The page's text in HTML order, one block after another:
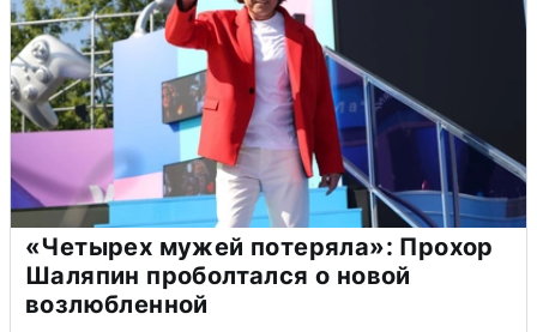
«Четырех мужей потеряла»: Прохор
Шаляпин проболтался о новой
возлюбленной